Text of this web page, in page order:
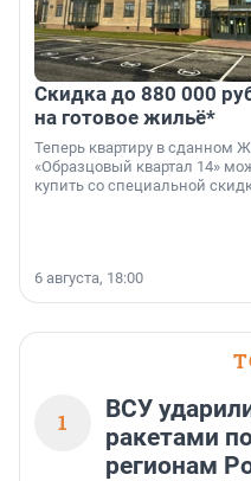
Скидка до 880 000
на готовое жильё*
Теперь квартиру в сданном
«Образцовый квартал 14»
купить со специальной
6 августа, 18:00
1
ВСУ
ракетами
регионам